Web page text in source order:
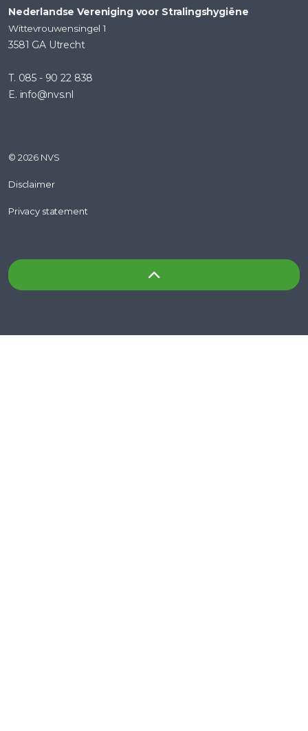
Nederlandse Vereniging voor Stralingshygiëne
Wittevrouwensingel 1
3581 GA Utrecht
T. 085 - 90 22 838
E. info@nvs.nl
© 2026 NVS
Disclaimer
Privacy statement